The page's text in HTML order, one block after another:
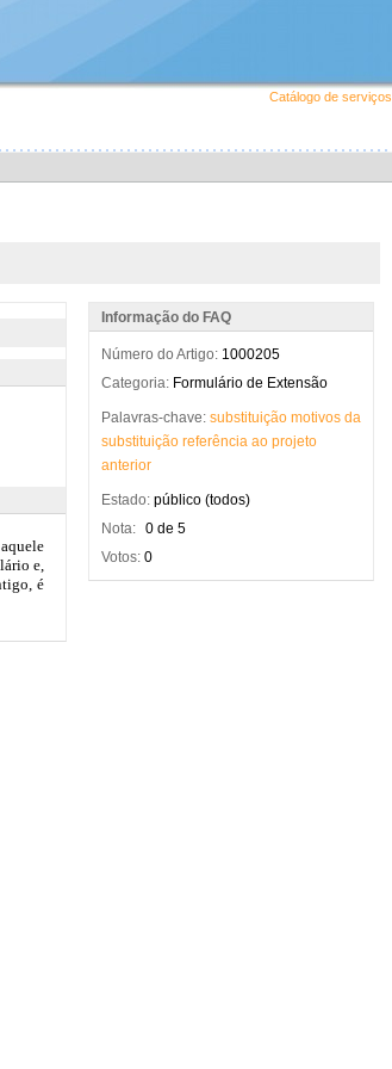
Catálogo de serviços
Informação do FAQ
Número do Artigo: 1000205
Categoria: Formulário de Extensão
Palavras-chave: substituição motivos da
substituição referência ao projeto
anterior
Estado: público (todos)
Nota: 0 de 5
Votos: 0